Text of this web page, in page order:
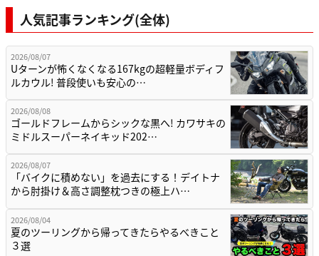
人気記事ランキング(全体)
2026/08/07
Uターンが怖くなくなる167kgの超軽量ボディフ
ルカウル! 普段使いも安心の…
2026/08/08
ゴールドフレームからシックな黒へ! カワサキの
ミドルスーパーネイキッド202…
2026/08/07
「バイクに積めない」を過去にする！デイトナ
から肘掛け＆高さ調整枕つきの極上ハ…
2026/08/04
夏のツーリングから帰ってきたらやるべきこと
３選